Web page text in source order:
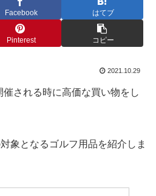
Facebook はてブ
Pinterest コピー
2021.10.29
される時に高価な買い物をし
象となるゴルフ用品を紹介しま